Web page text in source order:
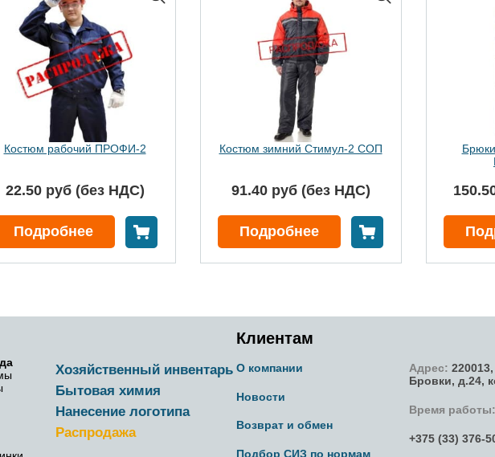
Костюм рабочий ПРОФИ-2
22.50 руб (без НДС)
Подробнее В корзину
Костюм зимний Стимул-2 СОП
91.40 руб (без НДС)
Подробнее В корзину
Хозяйственный инвентарь
Бытовая химия
Нанесение логотипа
Распродажа
Клиентам
О компании
Новости
Возврат и обмен
Подбор СИЗ по нормам
Адрес: 220013,
Бровки, д.24,
Время работы:
+375 (33) 376-